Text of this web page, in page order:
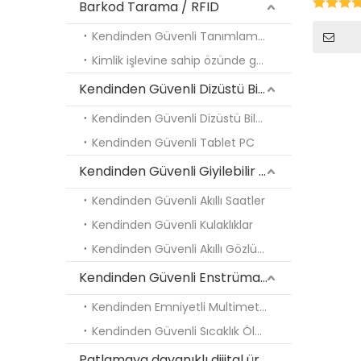
Barkod Tarama / RFID
Kendinden Güvenli Tanımlama PDA'sı
Kimlik işlevine sahip özünde güvenli tablet
Kendinden Güvenli Dizüstü Bilgisayar ve Tablet PC
Kendinden Güvenli Dizüstü Bilgisayar
Kendinden Güvenli Tablet PC
Kendinden Güvenli Giyilebilir Cihazlar
Kendinden Güvenli Akıllı Saatler
Kendinden Güvenli Kulaklıklar
Kendinden Güvenli Akıllı Gözlükler
Kendinden Güvenli Enstrüman Bağlantı Parçaları
Kendinden Emniyetli Multimetre
Kendinden Güvenli Sıcaklık Ölçüm Cihazı